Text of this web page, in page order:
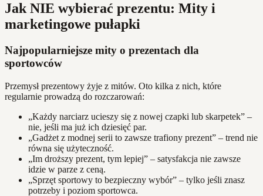
Jak NIE wybierać prezentu: Mity i
marketingowe pułapki
Najpopularniejsze mity o prezentach dla
sportowców
Przemysł prezentowy żyje z mitów. Oto kilka z nich, które
regularnie prowadzą do rozczarowań:
„Każdy narciarz ucieszy się z nowej czapki lub skarpetek” –
nie, jeśli ma już ich dziesięć par.
„Gadżet z modnej serii to zawsze trafiony prezent” – trend nie
równa się użyteczność.
„Im droższy prezent, tym lepiej” – satysfakcja nie zawsze
idzie w parze z ceną.
„Sprzęt sportowy to bezpieczny wybór” – tylko jeśli znasz
potrzeby i poziom sportowca.